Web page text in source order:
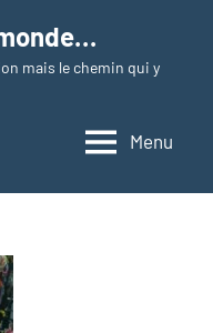
mais le chemin qui y
Menu